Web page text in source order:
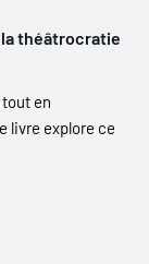
théâtrocratie
en
livre explore ce